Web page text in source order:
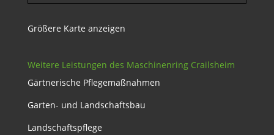
Größere Karte anzeigen
Weitere Leistungen des Maschinenring Crailsheim
Gärtnerische Pflegemaßnahmen
Garten- und Landschaftsbau
Landschaftspflege